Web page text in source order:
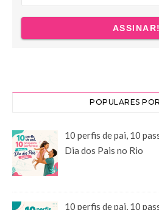
POPULARES
10 perfis de pai, 10
Dia dos Pais no Rio
10 perfis de pai, 10